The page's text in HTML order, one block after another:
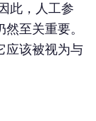
此，人工参
至关重要。
应该被视为与